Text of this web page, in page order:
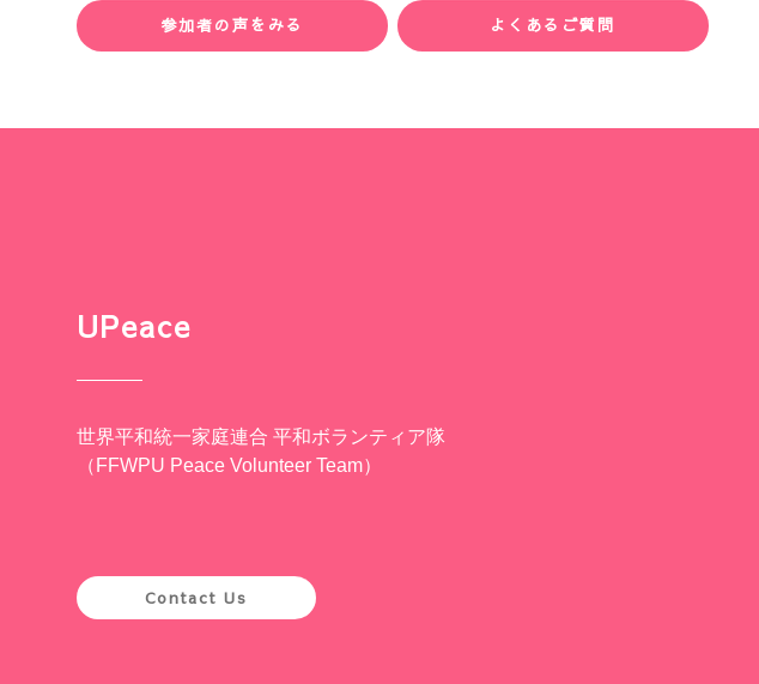
参加者の声をみる よくあるご質問
UPeace
世界平和統一家庭連合 平和ボランティア隊
（FFWPU Peace Volunteer Team）
Contact Us